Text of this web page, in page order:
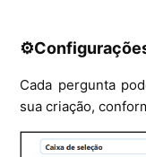
Cada pergunta
sua criação,